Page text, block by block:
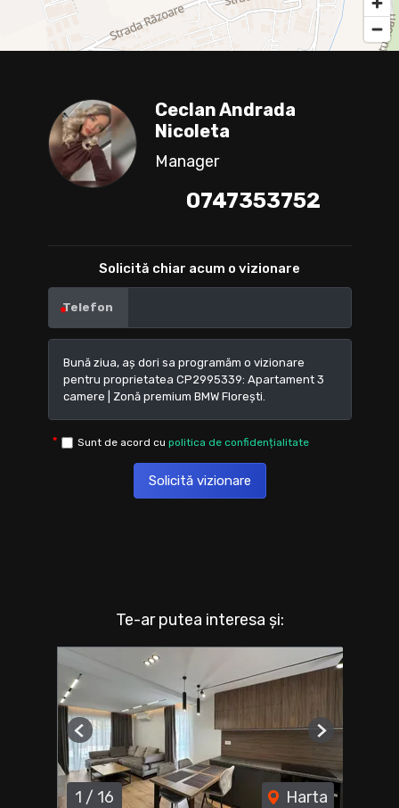
Ceclan Andrada
Nicoleta
Manager
0747353752
Solicită chiar acum o vizionare
Telefon
Sunt de acord cu politica de confidențialitate
Solicită vizionare
Te-ar putea interesa și:
1 / 16 Harta
Previous Next